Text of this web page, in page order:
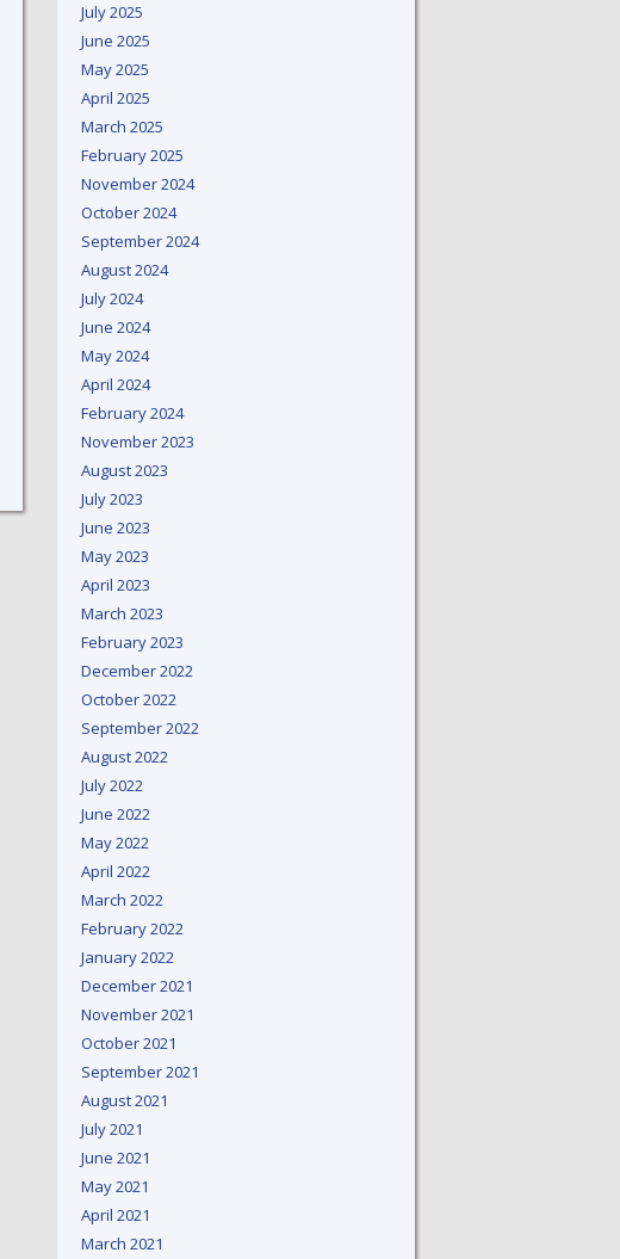
July 2025
June 2025
May 2025
April 2025
March 2025
February 2025
November 2024
October 2024
September 2024
August 2024
July 2024
June 2024
May 2024
April 2024
February 2024
November 2023
August 2023
July 2023
June 2023
May 2023
April 2023
March 2023
February 2023
December 2022
October 2022
September 2022
August 2022
July 2022
June 2022
May 2022
April 2022
March 2022
February 2022
January 2022
December 2021
November 2021
October 2021
September 2021
August 2021
July 2021
June 2021
May 2021
April 2021
March 2021